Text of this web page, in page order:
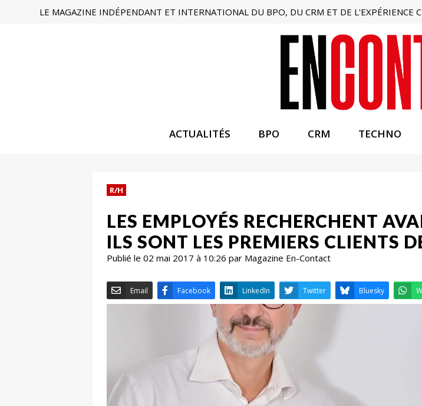
LE MAGAZINE INDÉPENDANT ET INTERNATIONAL DU BPO, DU CRM ET DE L'EXPÉRIENCE
ACTUALITÉS BPO CRM TECHNO
R/H
LES EMPLOYÉS RECHERCHENT
ILS SONT LES PREMIERS CLIENTS
Publié le 02 mai 2017 à 10:26 par Magazine En-Contact
Facebook